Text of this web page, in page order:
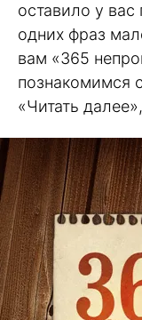
оставило у вас
одних фраз
вам «365
познакомимся
«Читать